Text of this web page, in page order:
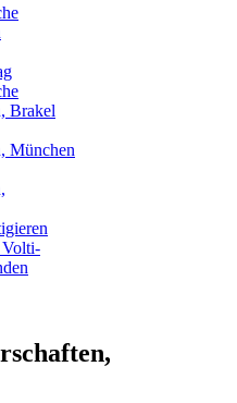
Brakel
München
Volti-